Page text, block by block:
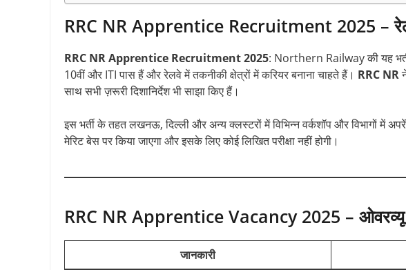
RRC NR Apprentice Recruitment 2025 –
RRC NR Apprentice Recruitment 2025: Northern Railway की यह
10वीं और ITI पास हैं और रेलवे में तकनीकी क्षेत्रों में करियर बनाना चाहते हैं। RRC NR
साथ सभी ज़रूरी दिशानिर्देश भी साझा किए हैं।
इस भर्ती के तहत लखनऊ, दिल्ली और अन्य क्लस्टरों में विभिन्न वर्कशॉप और विभागों में
मेरिट बेस पर किया जाएगा और इसके लिए कोई लिखित परीक्षा नहीं होगी।
RRC NR Apprentice Vacancy 2025 – ओवरव्यू
जानकारी